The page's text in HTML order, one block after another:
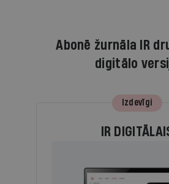
Abonē žurnāla IR
digitālo
Izdevīgi
IR